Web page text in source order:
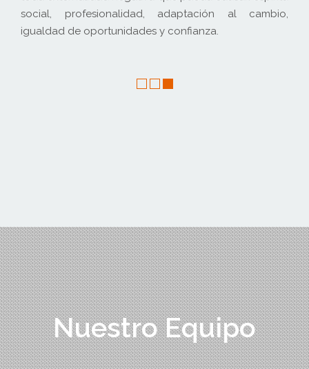
del tejido
social, profesionalidad,
igualdad de oportunidades y confianza.
Nuestro Equipo